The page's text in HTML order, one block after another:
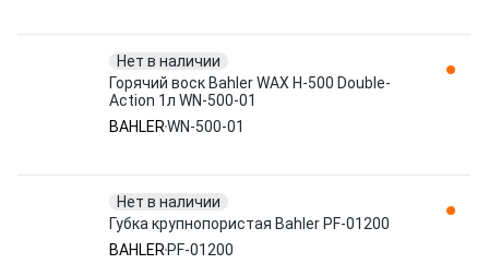
Нет в наличии
Горячий воск Bahler WAX H-500 Double-
Action 1л WN-500-01
BAHLERWN-500-01
Нет в наличии
Губка крупнопористая Bahler PF-01200
BAHLER PF-01200